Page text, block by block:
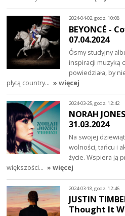
2024-04-02, godz. 10:08
BEYONCÉ -
07.04.2024
Ósmy studyjny
inspiracji muzyką
powiedziała, by
płytą country… » więcej
2024-03-25, godz. 12:42
NORAH
31.03.2024
Na swojej
wolności, tańcu i
życie. Wspiera ją
większości… » więcej
2024-03-18, godz. 12:46
JUSTIN
Thought It